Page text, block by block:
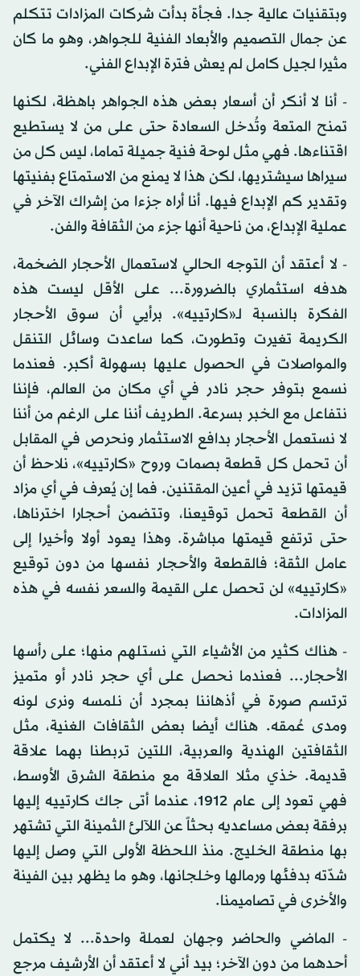
وبتقنيات عالية جدا. فجأة بدأت شركات المزادات تتكلم
عن جمال التصميم والأبعاد الفنية للجواهر، وهو ما كان
مثيرا لجيل كامل لم يعش فترة الإبداع الفني.
- أنا لا أنكر أن أسعار بعض هذه الجواهر باهظة، لكنها
تمنح المتعة وتُدخل السعادة حتى على من لا يستطيع
اقتناءها. فهي مثل لوحة فنية جميلة تماما، ليس كل من
سيراها سيشتريها، لكن هذا لا يمنع من الاستمتاع بفنيتها
وتقدير كم الإبداع فيها. أنا أراه جزءا من إشراك الآخر في
عملية الإبداع، من ناحية أنها جزء من الثقافة والفن.
- لا أعتقد أن التوجه الحالي لاستعمال الأحجار الضخمة،
هدفه استثماري بالضرورة... على الأقل ليست هذه
الفكرة بالنسبة لـ«كارتييه». برأيي أن سوق الأحجار
الكريمة تغيرت وتطورت، كما ساعدت وسائل التنقل
والمواصلات في الحصول عليها بسهولة أكبر. فعندما
نسمع بتوفر حجر نادر في أي مكان من العالم، فإننا
نتفاعل مع الخبر بسرعة. الطريف أننا على الرغم من أننا
لا نستعمل الأحجار بدافع الاستثمار ونحرص في المقابل
أن تحمل كل قطعة بصمات وروح «كارتييه»، نلاحظ أن
قيمتها تزيد في أعين المقتنين. فما إن يُعرف في أي مزاد
أن القطعة تحمل توقيعنا، وتتضمن أحجارا اخترناها،
حتى ترتفع قيمتها مباشرة. وهذا يعود أولا وأخيرا إلى
عامل الثقة؛ فالقطعة والأحجار نفسها من دون توقيع
«كارتييه» لن تحصل على القيمة والسعر نفسه في هذه
المزادات.
- هناك كثير من الأشياء التي نستلهم منها؛ على رأسها
الأحجار... فعندما نحصل على أي حجر نادر أو متميز
ترتسم صورة في أذهاننا بمجرد أن نلمسه ونرى لونه
ومدى عُمقه. هناك أيضا بعض الثقافات الغنية، مثل
الثقافتين الهندية والعربية، اللتين تربطنا بهما علاقة
قديمة. خذي مثلا العلاقة مع منطقة الشرق الأوسط،
فهي تعود إلى عام 1912، عندما أتى جاك كارتييه إليها
برفقة بعض مساعديه بحثاً عن اللآلئ الثمينة التي تشتهر
بها منطقة الخليج. منذ اللحظة الأولى التي وصل إليها
شدّته بدفئها ورمالها وخلجانها، وهو ما يظهر بين الفينة
والأخرى في تصاميمنا.
- الماضي والحاضر وجهان لعملة واحدة... لا يكتمل
أحدهما من دون الآخر؛ بيد أني لا أعتقد أن الأرشيف مرجع